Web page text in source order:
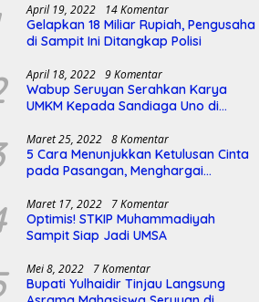
April 19, 2022 14 Komentar
Gelapkan 18 Miliar Rupiah, Pengusaha
di Sampit Ini Ditangkap Polisi
April 18, 2022 9 Komentar
Wabup Seruyan Serahkan Karya
UMKM Kepada Sandiaga Uno di
Maret 25, 2022 8 Komentar
5 Cara Menunjukkan Ketulusan Cinta
pada Pasangan, Menghargai
Maret 17, 2022 7 Komentar
Optimis! STKIP Muhammadiyah
Sampit Siap Jadi UMSA
Mei 8, 2022 7 Komentar
Bupati Yulhaidir Tinjau Langsung